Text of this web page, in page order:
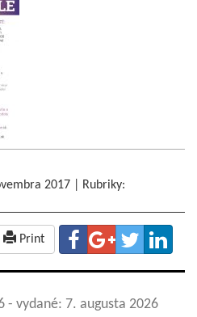
2017
Rubriky:
Print
- vydané: 7. augusta 2026